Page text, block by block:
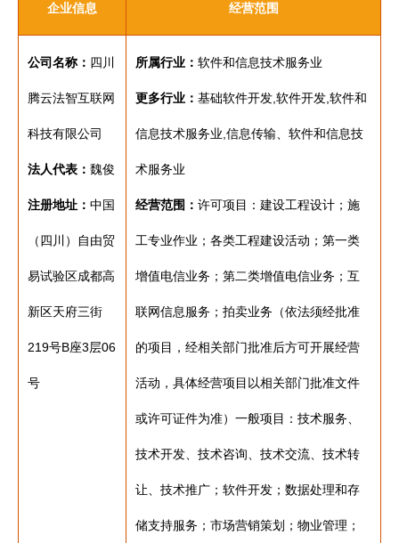
企业信息 经营范围
公司名称： 四川
腾云法智互联网
科技有限公司
法人代表： 魏俊
注册地址： 中国
（四川）自由贸
易试验区成都高
新区天府三街
219号B座3层06
号
所属行业： 软件和信息技术服务业
更多行业： 基础软件开发,软件开发,软件和
信息技术服务业,信息传输、软件和信息技
术服务业
经营范围： 许可项目：建设工程设计；施
工专业作业；各类工程建设活动；第一类
增值电信业务；第二类增值电信业务；互
联网信息服务；拍卖业务（依法须经批准
的项目，经相关部门批准后方可开展经营
活动，具体经营项目以相关部门批准文件
或许可证件为准）一般项目：技术服务、
技术开发、技术咨询、技术交流、技术转
让、技术推广；软件开发；数据处理和存
储支持服务；市场营销策划；物业管理；